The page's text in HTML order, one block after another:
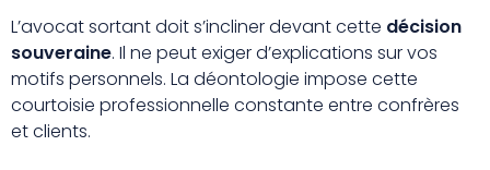
L’avocat sortant doit s’incliner devant cette décision
souveraine. Il ne peut exiger d’explications sur vos
motifs personnels. La déontologie impose cette
courtoisie professionnelle constante entre confrères
et clients.